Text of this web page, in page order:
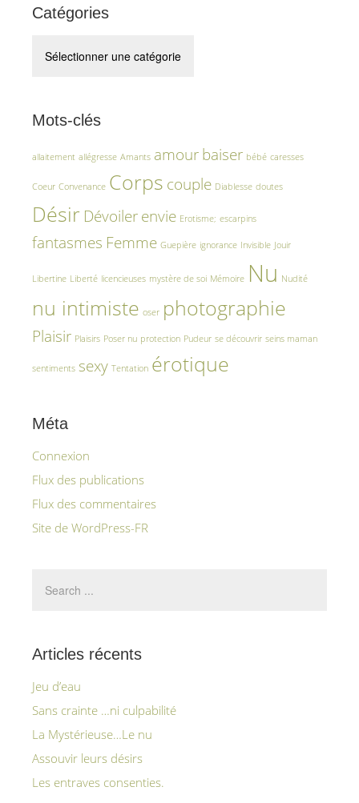
Catégories
Mots-clés
allaitement allégresse Amants amourbaiser bébé caresses
Coeur Convenance Corps couple Diablesse doutes
Désir Dévoilerenvie Erotisme; escarpins
fantasmes Femme Guepière ignorance Invisible Jouir
Libertine Liberté licencieuses mystère de soi Mémoire Nu Nudité
nu intimiste oser photographie
Plaisir Plaisirs Poser nu protection Pudeur se découvrir seins maman
sentiments sexy Tentation érotique
Méta
Connexion
Flux des publications
Flux des commentaires
Site de WordPress-FR
Articles récents
Jeu d’eau
Sans crainte …ni culpabilité
La Mystérieuse…Le nu
Assouvir leurs désirs
Les entraves consenties.